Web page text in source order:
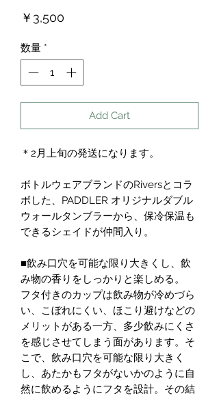
￥3,500
数量 *
Add Cart
＊2月上旬の発送になります。
ボトルウェアブランドのRiversとコラ
ボした、PADDLER オリジナルダブル
ウォールタンブラーから、保冷保温も
できるシェイドが仲間入り。
■飲み口穴を可能な限り大きくし、飲
み物の香りをしっかりと楽しめる。
フタ付きのカップは飲み物が冷めづら
い、こぼれにくい、ほこり避けなどの
メリットがある一方、多少飲みにくさ
を感じさせてしまう面があります。そ
こで、飲み口穴を可能な限り大きく
し、あたかもフタがないかのように自
然に飲めるようにフタを設計。その結